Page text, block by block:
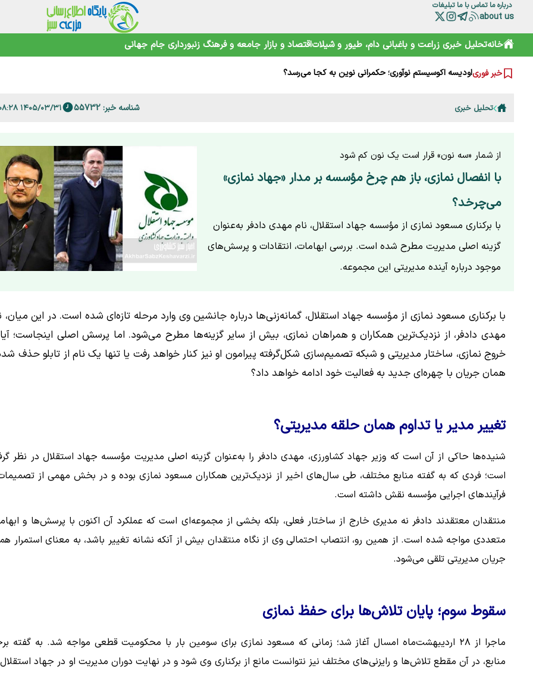
درباره ما تماس با ما تبلیغات
about us
خانهتحلیل خبری زراعت و باغبانی دام، طیور و شیلاتاقتصاد و بازار جامعه و فرهنگ زنبورداری جام جهانی
خبر فوری
نقش HACCP در ارتقای ایمنی غذایی و کاهش خطرات تولید
تقویم نوغانداری در ایران چگونه تعیین می‌شود؟
اودیسه اکوسیستم نوآوری؛ حکمرانی نوین به کجا می‌رسد؟
درختان مهندسی‌شده؛ آینده تولید بیوپلاستیک‌های دوستدار محیط‌زیست
تولید قزل‌آلا در ایران به بیش از ۲۷۳ هزار تن رسید
مرگ تدریجی نگین آذربایجان؛ چرا کلید نجات ارومیه در مزارع است؟
راز ۱۰ بار آتش‌سوزی در میانکاله؛ پشت‌پرده حریق‌های سریالی چیست؟
تحلیل خبری شناسه خبر: 55732 ۱۴۰۵/۰۳/۳۱ ۰۸:۰۸:۲۸
از شمار «سه نون» قرار است یک نون کم شود
با انفصال نمازی، باز هم چرخ مؤسسه بر مدار «جهاد نمازی»
می‌چرخد؟
با برکناری مسعود نمازی از مؤسسه جهاد استقلال، نام مهدی دادفر به‌عنوان
گزینه اصلی مدیریت مطرح شده است. بررسی ابهامات، انتقادات و پرسش‌های
موجود درباره آینده مدیریتی این مجموعه.
با برکناری مسعود نمازی از مؤسسه جهاد استقلال، گمانه‌زنی‌ها درباره جانشین وی وارد مرحله تازه‌ای شده است. در این میان،
مهدی دادفر، از نزدیک‌ترین همکاران و همراهان نمازی، بیش از سایر گزینه‌ها مطرح می‌شود. اما پرسش اصلی اینجاست؛
خروج نمازی، ساختار مدیریتی و شبکه تصمیم‌سازی شکل‌گرفته پیرامون او نیز کنار خواهد رفت یا تنها یک نام از تابلو حذف
همان جریان با چهره‌ای جدید به فعالیت خود ادامه خواهد داد؟
تغییر مدیر یا تداوم همان حلقه مدیریتی؟
شنیده‌ها حاکی از آن است که وزیر جهاد کشاورزی، مهدی دادفر را به‌عنوان گزینه اصلی مدیریت مؤسسه جهاد استقلال در نظر
است؛ فردی که به گفته منابع مختلف، طی سال‌های اخیر از نزدیک‌ترین همکاران مسعود نمازی بوده و در بخش مهمی از
فرآیندهای اجرایی مؤسسه نقش داشته است.
منتقدان معتقدند دادفر نه مدیری خارج از ساختار فعلی، بلکه بخشی از مجموعه‌ای است که عملکرد آن اکنون با پرسش‌ها و
متعددی مواجه شده است. از همین رو، انتصاب احتمالی وی از نگاه منتقدان بیش از آنکه نشانه تغییر باشد، به معنای استمرار
جریان مدیریتی تلقی می‌شود.
سقوط سوم؛ پایان تلاش‌ها برای حفظ نمازی
ماجرا از ۲۸ اردیبهشت‌ماه امسال آغاز شد؛ زمانی که مسعود نمازی برای سومین بار با محکومیت قطعی مواجه شد. به گفته
منابع، در آن مقطع تلاش‌ها و رایزنی‌های مختلف نیز نتوانست مانع از برکناری وی شود و در نهایت دوران مدیریت او در جهاد